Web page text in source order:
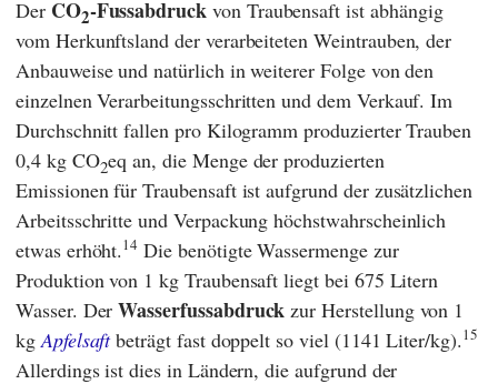
Der CO2-Fussabdruck von Traubensaft ist abhängig
vom Herkunftsland der verarbeiteten Weintrauben, der
Anbauweise und natürlich in weiterer Folge von den
einzelnen Verarbeitungsschritten und dem Verkauf. Im
Durchschnitt fallen pro Kilogramm produzierter Trauben
0,4 kg CO2eq an, die Menge der produzierten
Emissionen für Traubensaft ist aufgrund der zusätzlichen
Arbeitsschritte und Verpackung höchstwahrscheinlich
etwas erhöht.14 Die benötigte Wassermenge zur
Produktion von 1 kg Traubensaft liegt bei 675 Litern
Wasser. DerWasserfussabdruck zur Herstellung von 1
kg Apfelsaftbeträgt fast doppelt so viel (1141 Liter/kg).15
Allerdings ist dies in Ländern, die aufgrund der